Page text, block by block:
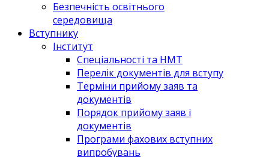
Безпечність освітнього
середовища
Вступнику
Інститут
Спеціальності та НМТ
Перелік документів для вступу
Терміни прийому заяв та
документів
Порядок прийому заяв і
документів
Програми фахових вступних
випробувань